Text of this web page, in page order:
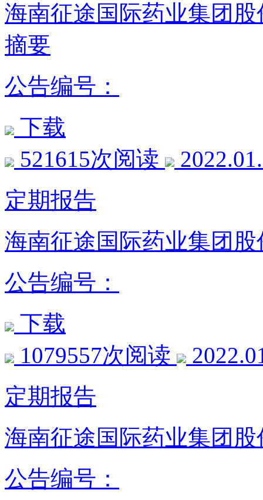
海南征途国际药业集团
摘要
公告编号：
下载
521615次阅读
定期报告
海南征途国际药业集团
公告编号：
下载
1079557次阅读
定期报告
海南征途国际药业集团
公告编号：